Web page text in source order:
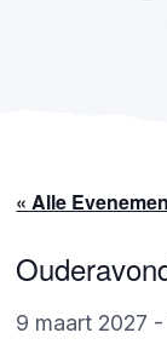
« Alle
9 maart 2027